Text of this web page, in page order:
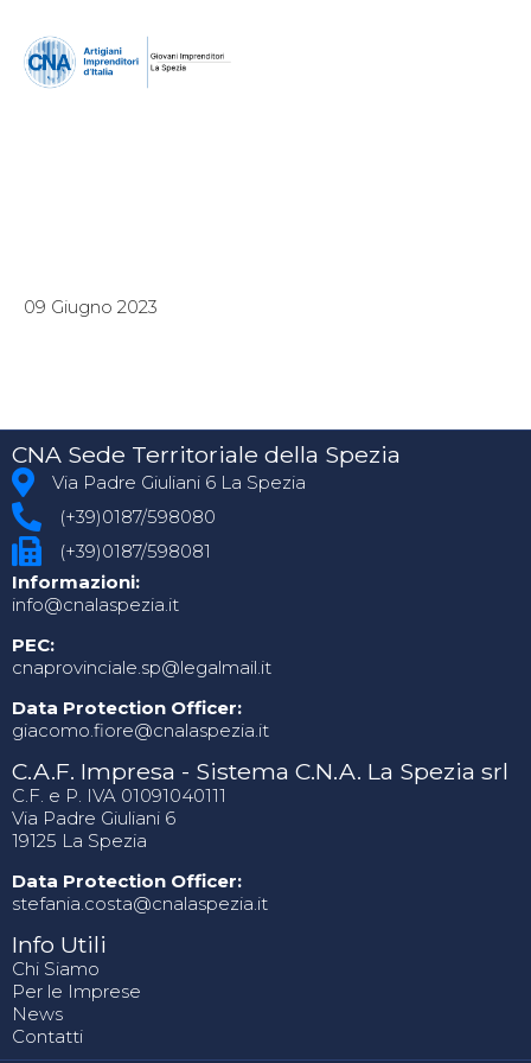
09 Giugno 2023
CNA Sede Territoriale della Spezia
Via Padre Giuliani 6 La Spezia
(+39)0187/598080
(+39)0187/598081
Informazioni:
info@cnalaspezia.it
PEC:
cnaprovinciale.sp@legalmail.it
Data Protection Officer:
giacomo.fiore@cnalaspezia.it
C.A.F. Impresa - Sistema C.N.A. La Spezia srl
C.F. e P. IVA 01091040111
Via Padre Giuliani 6
19125 La Spezia
Data Protection Officer:
stefania.costa@cnalaspezia.it
Info Utili
Chi Siamo
Per le Imprese
News
Contatti